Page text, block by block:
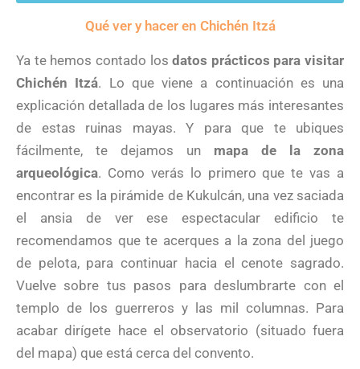
Qué ver y hacer en Chichén Itzá
Ya te hemos contado losdatos prácticos para visitar
Chichén Itzá. Lo que viene a continuación es una
explicación detallada de los lugares más interesantes
de estas ruinas mayas. Y para que te ubiques
fácilmente, te dejamos un mapa de la zona
arqueológica. Como verás lo primero que te vas a
encontrar es la pirámide de Kukulcán, una vez saciada
el ansia de ver ese espectacular edificio te
recomendamos que te acerques a la zona del juego
de pelota, para continuar hacia el cenote sagrado.
Vuelve sobre tus pasos para deslumbrarte con el
templo de los guerreros y las mil columnas. Para
acabar dirígete hace el observatorio (situado fuera
del mapa) que está cerca del convento.